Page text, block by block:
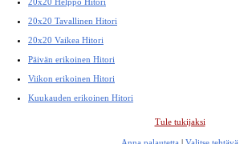
20x20 Tavallinen Hitori
20x20 Vaikea Hitori
Päivän erikoinen Hitori
Viikon erikoinen Hitori
Kuukauden erikoinen Hitori
Tule tukijaksi